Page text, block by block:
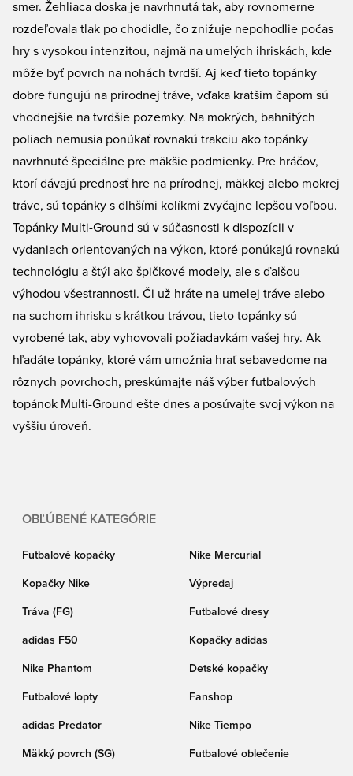
smer. Žehliaca doska je navrhnutá tak, aby rovnomerne
rozdeľovala tlak po chodidle, čo znižuje nepohodlie počas
hry s vysokou intenzitou, najmä na umelých ihriskách, kde
môže byť povrch na nohách tvrdší. Aj keď tieto topánky
dobre fungujú na prírodnej tráve, vďaka kratším čapom sú
vhodnejšie na tvrdšie pozemky. Na mokrých, bahnitých
poliach nemusia ponúkať rovnakú trakciu ako topánky
navrhnuté špeciálne pre mäkšie podmienky. Pre hráčov,
ktorí dávajú prednosť hre na prírodnej, mäkkej alebo mokrej
tráve, sú topánky s dlhšími kolíkmi zvyčajne lepšou voľbou.
Topánky Multi-Ground sú v súčasnosti k dispozícii v
vydaniach orientovaných na výkon, ktoré ponúkajú rovnakú
technológiu a štýl ako špičkové modely, ale s ďalšou
výhodou všestrannosti. Či už hráte na umelej tráve alebo
na suchom ihrisku s krátkou trávou, tieto topánky sú
vyrobené tak, aby vyhovovali požiadavkám vašej hry. Ak
hľadáte topánky, ktoré vám umožnia hrať sebavedome na
rôznych povrchoch, preskúmajte náš výber futbalových
topánok Multi-Ground ešte dnes a posúvajte svoj výkon na
vyššiu úroveň.
OBĽÚBENÉ KATEGÓRIE
Futbalové kopačky Nike Mercurial
Kopačky Nike Výpredaj
Tráva (FG) Futbalové dresy
adidas F50 Kopačky adidas
Nike Phantom Detské kopačky
Futbalové lopty Fanshop
adidas Predator Nike Tiempo
Mäkký povrch (SG) Futbalové oblečenie